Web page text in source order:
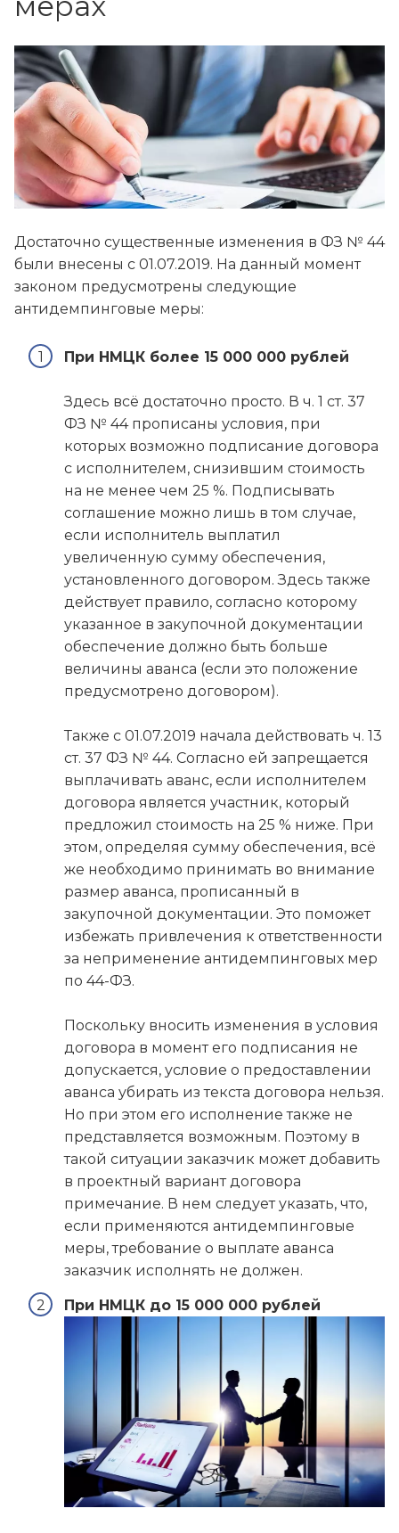
Достаточно существенные изменения в ФЗ № 44
были внесены с 01.07.2019. На данный момент
законом предусмотрены следующие
антидемпинговые меры:
При НМЦК более 15 000 000 рублей
Здесь всё достаточно просто. В ч. 1 ст. 37
ФЗ № 44 прописаны условия, при
которых возможно подписание договора
с исполнителем, снизившим стоимость
на не менее чем 25 %. Подписывать
соглашение можно лишь в том случае,
если исполнитель выплатил
увеличенную сумму обеспечения,
установленного договором. Здесь также
действует правило, согласно которому
указанное в закупочной документации
обеспечение должно быть больше
величины аванса (если это положение
предусмотрено договором).
Также с 01.07.2019 начала действовать ч. 13
ст. 37 ФЗ № 44. Согласно ей запрещается
выплачивать аванс, если исполнителем
договора является участник, который
предложил стоимость на 25 % ниже. При
этом, определяя сумму обеспечения, всё
же необходимо принимать во внимание
размер аванса, прописанный в
закупочной документации. Это поможет
избежать привлечения к ответственности
за неприменение антидемпинговых мер
по 44-ФЗ.
Поскольку вносить изменения в условия
договора в момент его подписания не
допускается, условие о предоставлении
аванса убирать из текста договора нельзя.
Но при этом его исполнение также не
представляется возможным. Поэтому в
такой ситуации заказчик может добавить
в проектный вариант договора
примечание. В нем следует указать, что,
если применяются антидемпинговые
меры, требование о выплате аванса
заказчик исполнять не должен.
При НМЦК до 15 000 000 рублей